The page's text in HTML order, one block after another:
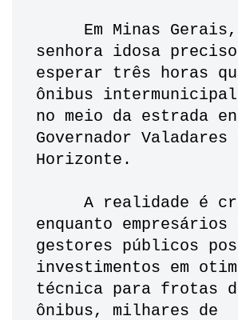
senhora idosa
esperar três horas
ônibus intermunicipal
no meio da estrada
Governador Valadares
Horizonte.
enquanto empresários
gestores públicos
investimentos em
técnica para frotas
ônibus, milhares de